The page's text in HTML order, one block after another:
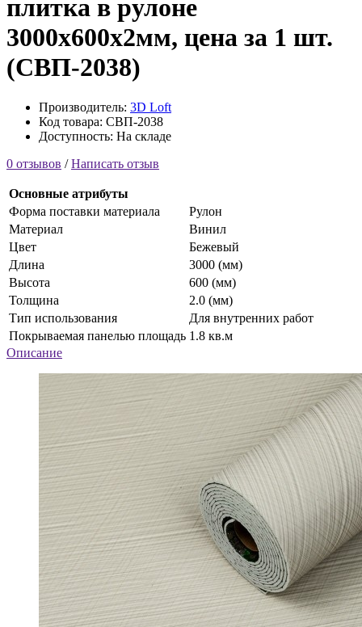
плитка в рулоне
3000х600х2мм, цена за 1 шт.
(СВП-2038)
Производитель: 3D Loft
Код товара: СВП-2038
Доступность: На складе
0 отзывов /Написать отзыв
Основные атрибуты
Форма поставки материала
Рулон
Материал
Винил
Цвет
Бежевый
Длина
3000 (мм)
Высота
600 (мм)
Толщина
2.0 (мм)
Тип использования
Для внутренних работ
Покрываемая панелью площадь 1.8 кв.м
Описание